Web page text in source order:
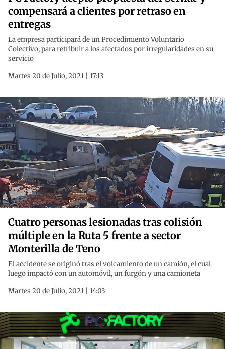
compensará a clientes por retraso en
entregas
La empresa participará de un Procedimiento Voluntario
Colectivo, para retribuir a los afectados por irregularidades en su
servicio
Martes 20 de Julio, 2021 | 17:13
Cuatro personas lesionadas tras colisión
múltiple en la Ruta 5 frente a sector
Monterilla de Teno
El accidente se originó tras el volcamiento de un camión, el cual
luego impactó con un automóvil, un furgón y una camioneta
Martes 20 de Julio, 2021 | 14:03